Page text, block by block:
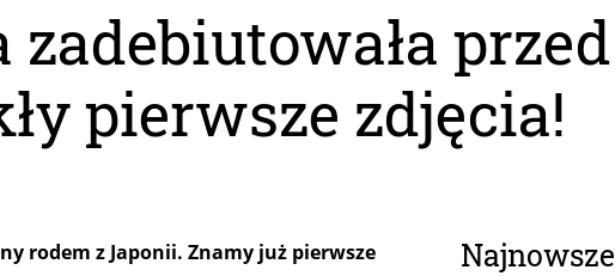
zadebiutowała przed
pierwsze zdjęcia!
rodem z Japonii. Znamy już pierwsze
Najnowsze